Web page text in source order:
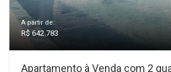
A partir de:
R$ 642.783
Apartamento à Venda com 2